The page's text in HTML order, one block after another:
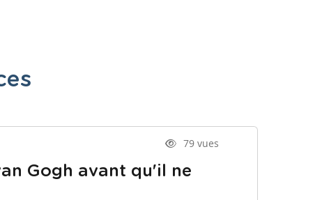
79 vues
Gogh avant qu'il ne